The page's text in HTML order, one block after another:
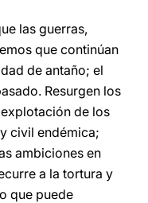
las guerras,
que continúan
de antaño; el
Resurgen los
de los
civil endémica;
ambiciones en
a la tortura y
que puede